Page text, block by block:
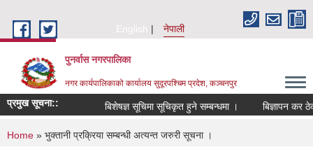
English
नेपाली
पुनर्वास नगरपालिका
नगर कार्यपालिकाको कार्यालय सुदूरपश्चिम प्रदेश, कञ्चनपुर
प्रमुख सूचना:: बिशेषज्ञ सूचिमा सूचिकृत हुने सम्बन्धमा । बिज्ञापन कर
You are here
Home » भुक्तानी प्रक्रिया सम्बन्धी अत्यन्त जरुरी सूचना ।